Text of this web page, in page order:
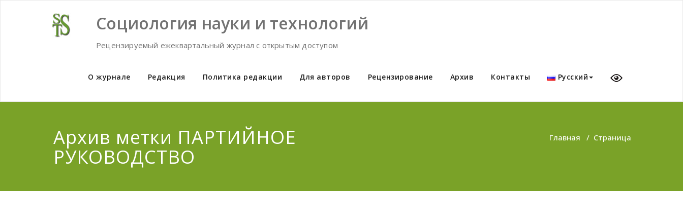
Социология науки и технологий
Рецензируемый ежеквартальный журнал с открытым доступом
О журнале Редакция Политика редакции Для авторов Рецензирование Архив Контакты Русский
Архив метки ПАРТИЙНОЕ
РУКОВОДСТВО
Главная / Страница